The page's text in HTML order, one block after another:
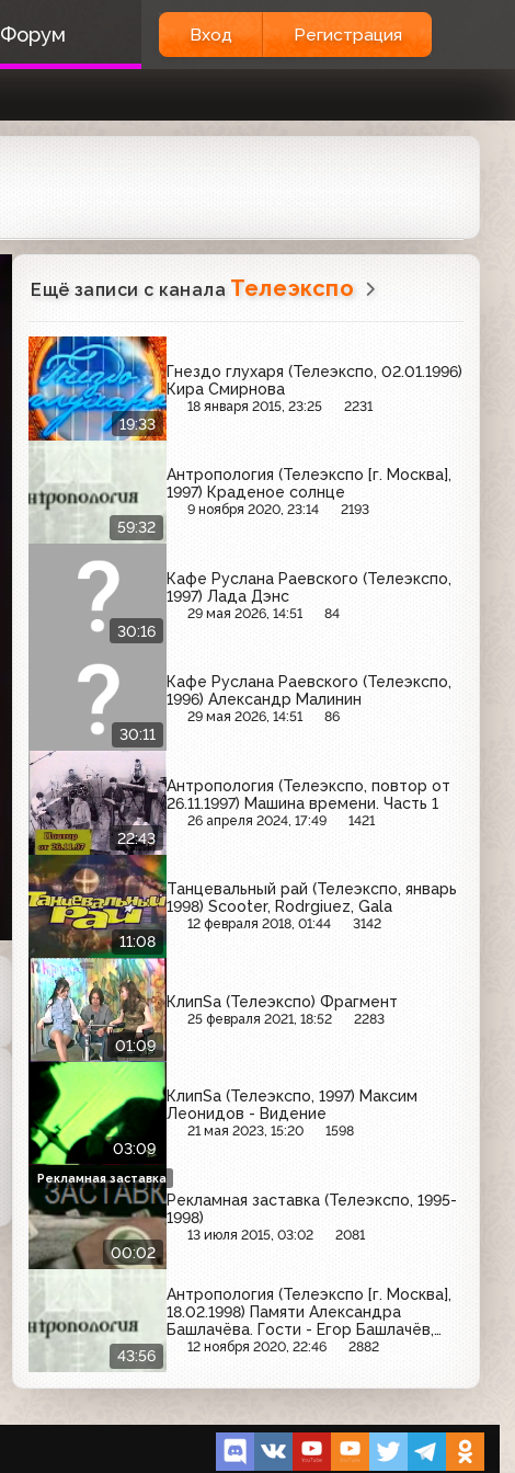
Форум Вход Регистрация
Ещё записи с канала Телеэкспо
19:33
Гнездо глухаря (Телеэкспо, 02.01.1996)
Кира Смирнова
18 января 2015, 23:25 2231
59:32
Антропология (Телеэкспо [г. Москва],
1997) Краденое солнце
9 ноября 2020, 23:14 2193
30:16
Кафе Руслана Раевского (Телеэкспо,
1997) Лада Дэнс
29 мая 2026, 14:51 84
30:11
Кафе Руслана Раевского (Телеэкспо,
1996) Александр Малинин
29 мая 2026, 14:51 86
22:43
Антропология (Телеэкспо, повтор от
26.11.1997) Машина времени. Часть 1
26 апреля 2024, 17:49 1421
11:08
Танцевальный рай (Телеэкспо, январь
1998) Scooter, Rodrgiuez, Gala
12 февраля 2018, 01:44 3142
01:09
КлипSa (Телеэкспо) Фрагмент
25 февраля 2021, 18:52 2283
03:09
КлипSa (Телеэкспо, 1997) Максим
Леонидов - Видение
21 мая 2023, 15:20 1598
00:02
Рекламная заставка (Телеэкспо, 1995-
1998)
13 июля 2015, 03:02 2081
Рекламная заставка
43:56
Антропология (Телеэкспо [г. Москва],
18.02.1998) Памяти Александра
Башлачёва. Гости - Егор Башлачёв,
Анастасия Рахлина и Екатерина «Кэт»
12 ноября 2020, 22:46 2882